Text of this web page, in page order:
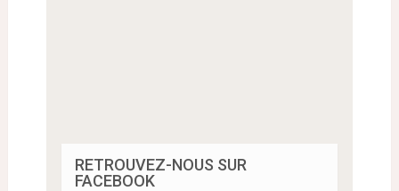
RETROUVEZ-NOUS SUR
FACEBOOK